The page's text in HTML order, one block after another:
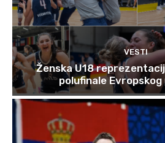
VESTI
Ženska U18
polufinale